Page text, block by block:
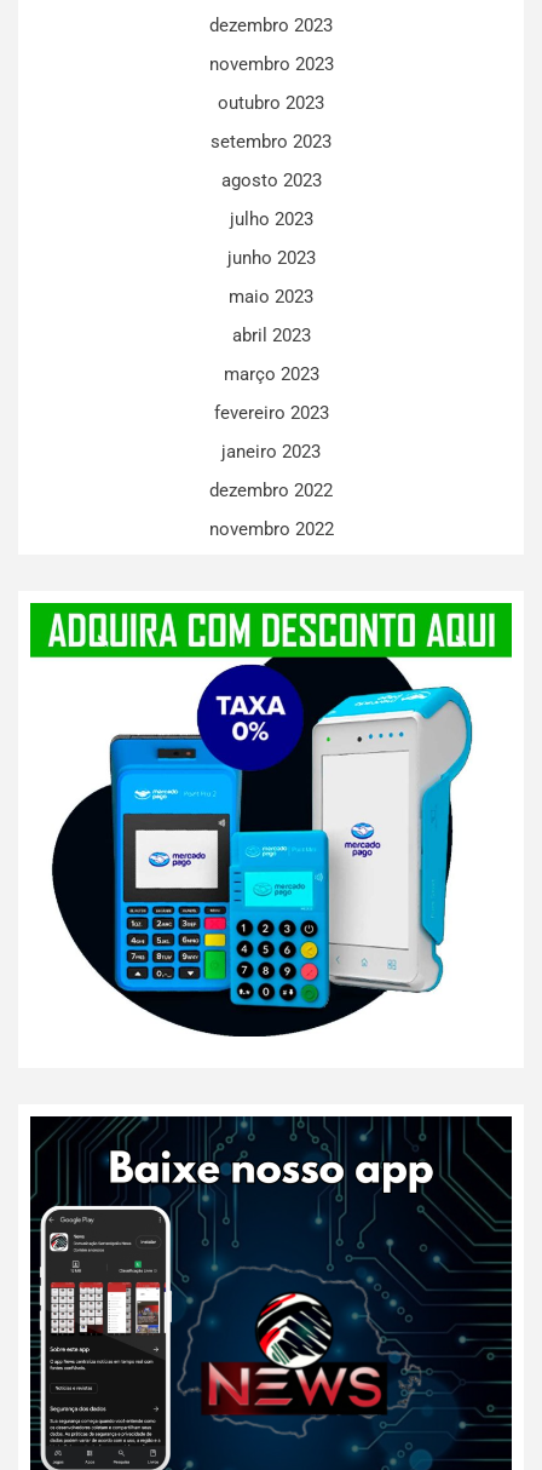
dezembro 2023
novembro 2023
outubro 2023
setembro 2023
agosto 2023
julho 2023
junho 2023
maio 2023
abril 2023
março 2023
fevereiro 2023
janeiro 2023
dezembro 2022
novembro 2022